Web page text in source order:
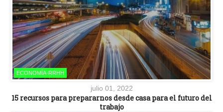
ECONOMÍA-RRHH
julio 01, 2022
15 recursos para prepararnos desde casa para el futuro del
trabajo